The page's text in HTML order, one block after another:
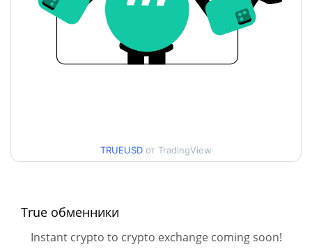
Вчерашний объем $7 054,8074
True История цены
недели
$0,026571762
TRUEUSD от TradingView
True обменники
Instant crypto to crypto exchange coming soon!